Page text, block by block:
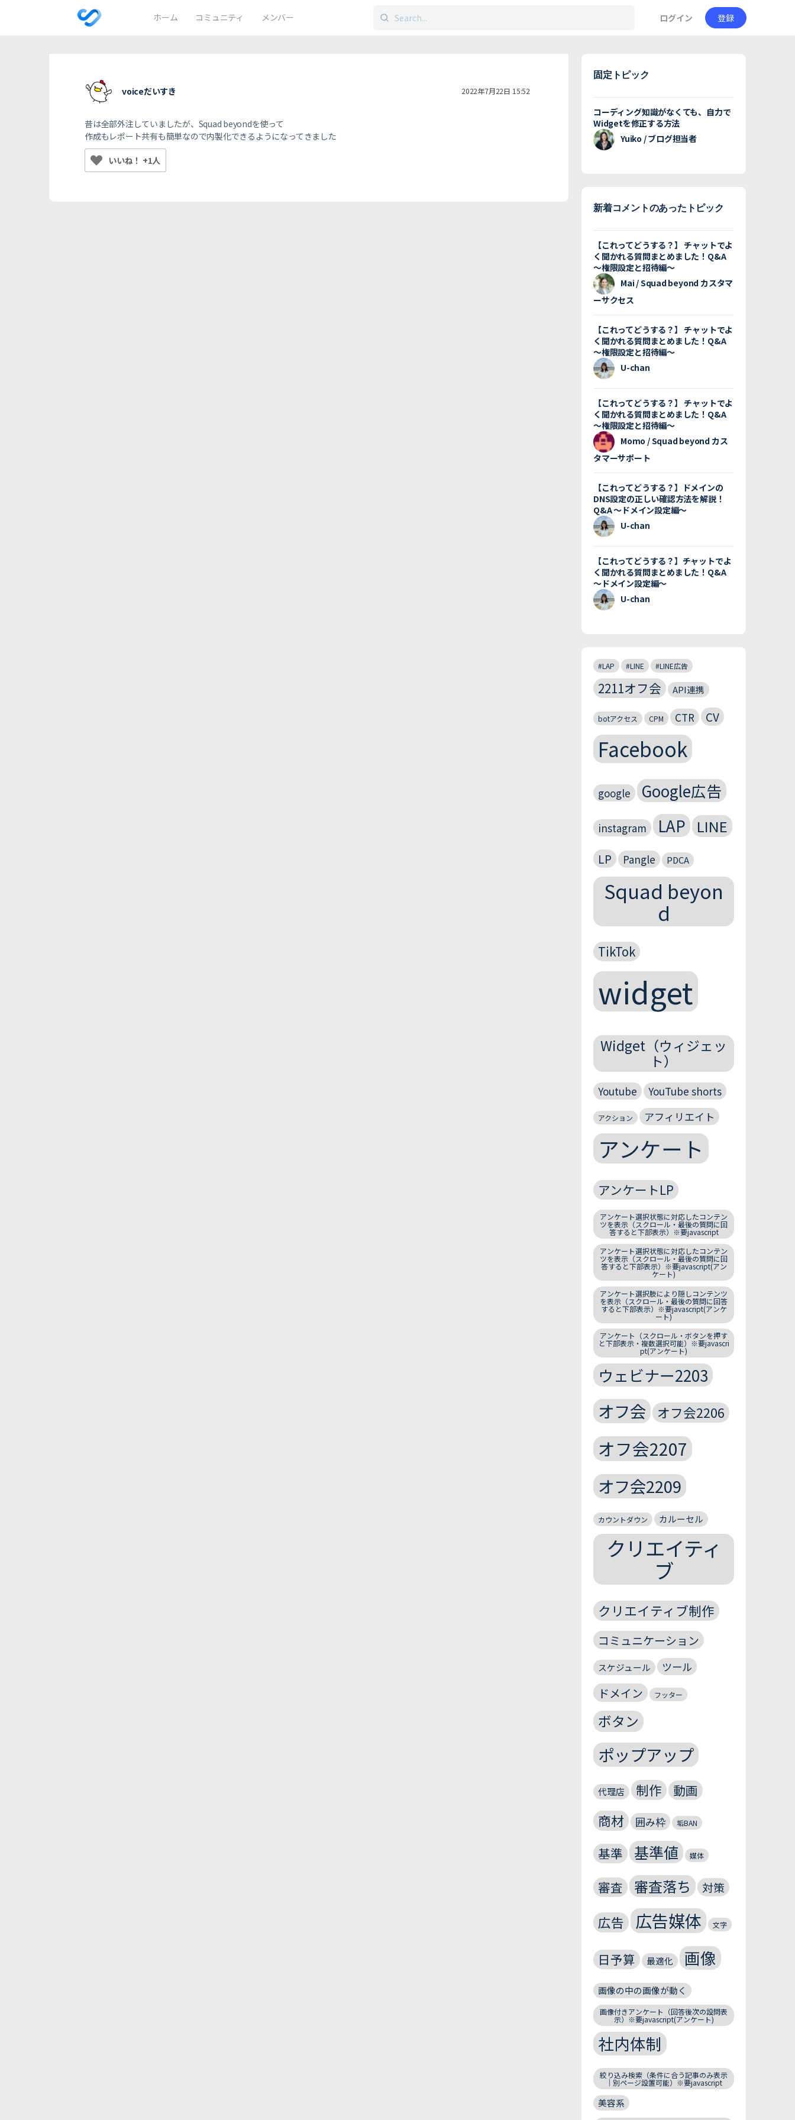
ホーム コミュニティ メンバー
検
ログイン 登録
voiceだいすき 2022年7月22日 15:52
昔は全部外注していましたが、Squad beyondを使って
作成もレポート共有も簡単なので内製化できるようになってきました
いいね！ +1人
固定トピック
コーディング知識がなくても、自力で
Widgetを修正する方法
Yuiko / ブログ担当者
新着コメントのあったトピック
【これってどうする？】 チャットでよ
く聞かれる質問まとめました！Q&A
〜権限設定と招待編〜
Mai / Squad beyond カスタマ
ーサクセス
【これってどうする？】 チャットでよ
く聞かれる質問まとめました！Q&A
〜権限設定と招待編〜
U-chan
【これってどうする？】 チャットでよ
く聞かれる質問まとめました！Q&A
〜権限設定と招待編〜
Momo / Squad beyond カス
タマーサポート
【これってどうする？】ドメインの
DNS設定の正しい確認方法を解説！
Q&A 〜ドメイン設定編〜
U-chan
【これってどうする？】チャットでよ
く聞かれる質問まとめました！Q&A
〜ドメイン設定編〜
U-chan
#LAP #LINE #LINE広告
2211オフ会 API連携
botアクセス CPM CTR CV
Facebook
google Google広告
instagram LAP LINE
LP Pangle PDCA
Squad beyon
d
TikTok
widget
Widget（ウィジェッ
ト）
Youtube YouTube shorts
アクション アフィリエイト
アンケート
アンケートLP
アンケート選択状態に対応したコンテン
ツを表示（スクロール・最後の質問に回
答すると下部表示）※要javascript
アンケート選択状態に対応したコンテン
ツを表示（スクロール・最後の質問に回
答すると下部表示）※要javascript(アン
ケート)
アンケート選択肢により隠しコンテンツ
を表示（スクロール・最後の質問に回答
すると下部表示）※要javascript(アンケ
ート)
アンケート（スクロール・ボタンを押す
と下部表示・複数選択可能）※要javascri
pt(アンケート)
ウェビナー2203
オフ会 オフ会2206
オフ会2207
オフ会2209
カウントダウン カルーセル
クリエイティ
ブ
クリエイティブ制作
コミュニケーション
スケジュール ツール
ドメイン フッター
ボタン
ポップアップ
代理店 制作 動画
商材 囲み枠 垢BAN
基準 基準値 媒体
審査 審査落ち 対策
広告 広告媒体 文字
日予算 最適化 画像
画像の中の画像が動く
画像付きアンケート（回答後次の設問表
示）※要javascript(アンケート)
社内体制
絞り込み検索（条件に合う記事のみ表示
｜別ページ設置可能）※要javascript
美容系